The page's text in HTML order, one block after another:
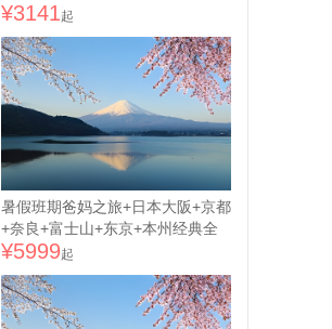
·（初秋提前购丨可选加购上高地/
白川乡精华双日游）
¥3141起
暑假班期爸妈之旅+日本大阪+京都
+奈良+富士山+东京+本州经典全
景6日5晚跟团游 ● 国航大阪进东
京出丨全程8顿正餐不重样丨打卡
聪明的一休 同款金阁寺丨避暑好
去处 岚山秘境丨奈良公园戏萌鹿
¥5999起